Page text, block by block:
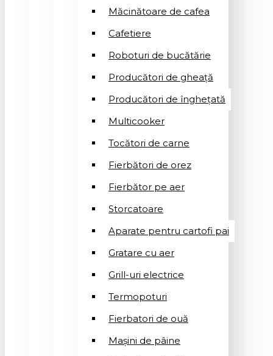
Măcinătoare de cafea
Cafetiere
Roboturi de bucătărie
Producători de gheață
Producători de înghețată
Multicooker
Tocători de carne
Fierbători de orez
Fierbător pe aer
Storcatoare
Aparate pentru cartofi pai
Gratare cu aer
Grill-uri electrice
Termopoturi
Fierbatori de ouă
Mașini de pâine